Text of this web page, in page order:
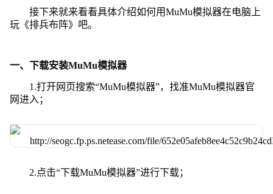
接下来就来看看具体介绍如何用MuMu模拟器在电脑上
玩《排兵布阵》吧。
一、下载安装MuMu模拟器
1.打开网页搜索“MuMu模拟器”，找准MuMu模拟器官
网进入；
2.点击“下载MuMu模拟器”进行下载；